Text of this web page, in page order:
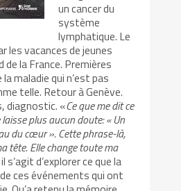
un cancer du
système
lymphatique. Le
les vacances de jeunes
de la France. Premières
maladie qui n’est pas
telle. Retour à Genève.
diagnostic. «Ce que me dit ce
plus aucun doute: « Un
du cœur ». Cette phrase-là,
tête. Elle change toute ma
s’agit d’explorer ce que la
ces événements qui ont